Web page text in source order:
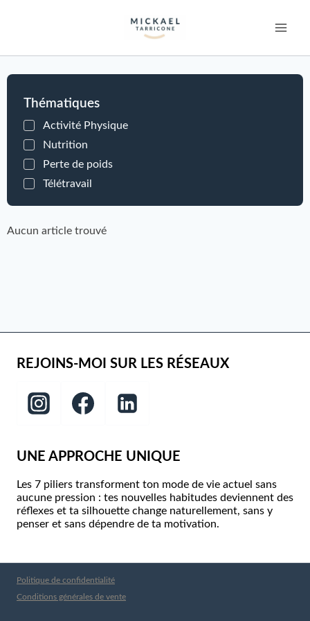
Thématiques
Activité Physique
Nutrition
Perte de poids
Télétravail
Aucun article trouvé
REJOINS-MOI SUR LES RÉSEAUX
UNE APPROCHE UNIQUE
Les 7 piliers transforment ton mode de vie actuel sans
aucune pression : tes nouvelles habitudes deviennent des
réflexes et ta silhouette change naturellement, sans y
penser et sans dépendre de ta motivation.
Politique de confidentialité
Conditions générales de vente